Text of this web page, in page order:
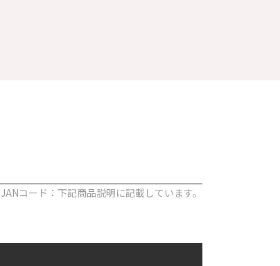
JANコード：下記商品説明に記載しています。